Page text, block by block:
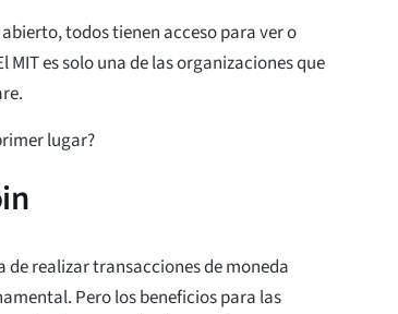
todos tienen acceso para ver o
es solo una de las organizaciones que
lugar?
realizar transacciones de moneda
Pero los beneficios para las